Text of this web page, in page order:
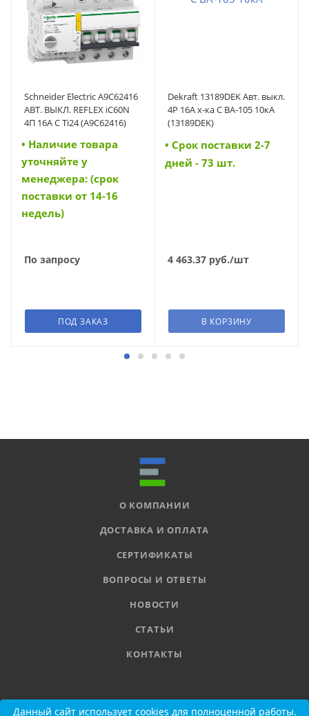
Schneider Electric A9C62416
АВТ. ВЫКЛ. REFLEX iC60N
4П 16A C Ti24 (A9C62416)
• Наличие товара
уточняйте у
менеджера: (срок
поставки от 14-16
недель)
По запросу
ПОД ЗАКАЗ
Dekraft 13189DEK Авт. выкл.
4P 16A х-ка C ВА-105 10кА
(13189DEK)
• Cрок поставки 2-7
дней - 73 шт.
4 463.37 руб./шт
В КОРЗИНУ
О КОМПАНИИ
ДОСТАВКА И ОПЛАТА
СЕРТИФИКАТЫ
ВОПРОСЫ И ОТВЕТЫ
НОВОСТИ
СТАТЬИ
КОНТАКТЫ
8 800 555-11-78
Данный сайт использует cookies для полноценной работы.
Данный сайт использует cookies для полноценной работы.